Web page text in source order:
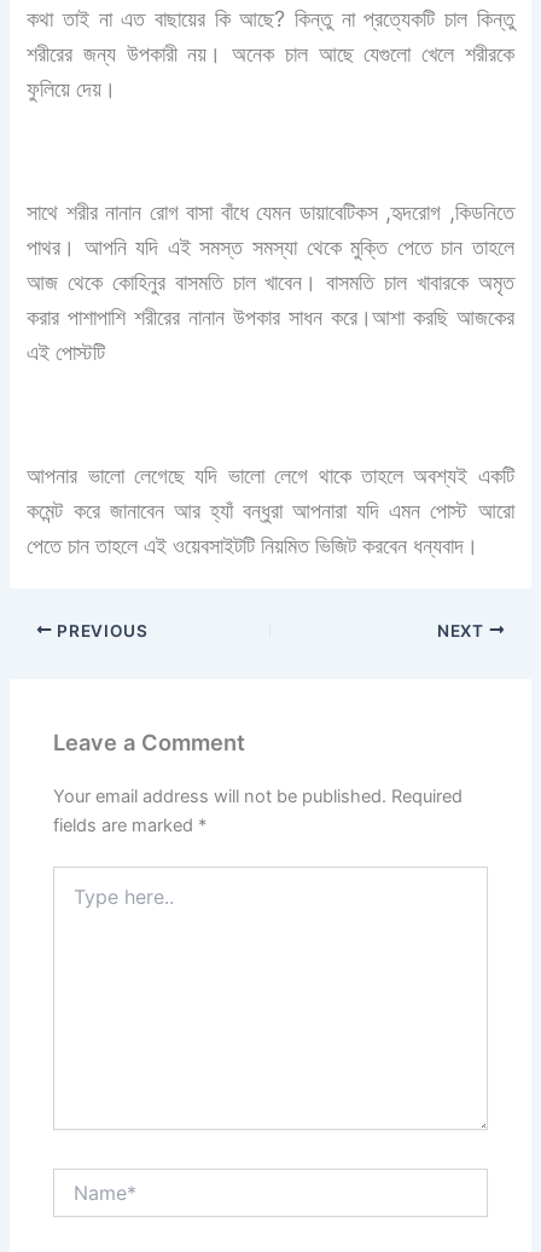
কথা তাই না এত বাছায়ের কি আছে? কিন্তু না প্রত্যেকটি চাল কিন্তু
শরীরের জন্য উপকারী নয়। অনেক চাল আছে যেগুলো খেলে শরীরকে
ফুলিয়ে দেয়।
সাথে শরীর নানান রোগ বাসা বাঁধে যেমন ডায়াবেটিকস ,হৃদরোগ ,কিডনিতে
পাথর। আপনি যদি এই সমস্ত সমস্যা থেকে মুক্তি পেতে চান তাহলে
আজ থেকে কোহিনুর বাসমতি চাল খাবেন। বাসমতি চাল খাবারকে অমৃত
করার পাশাপাশি শরীরের নানান উপকার সাধন করে।আশা করছি আজকের
এই পোস্টটি
আপনার ভালো লেগেছে যদি ভালো লেগে থাকে তাহলে অবশ্যই একটি
কমেন্ট করে জানাবেন আর হ্যাঁ বন্ধুরা আপনারা যদি এমন পোস্ট আরো
পেতে চান তাহলে এই ওয়েবসাইটটি নিয়মিত ভিজিট করবেন ধন্যবাদ।
PREVIOUS NEXT
Leave a Comment
Your email address will not be published. Required
fields are marked *
here..